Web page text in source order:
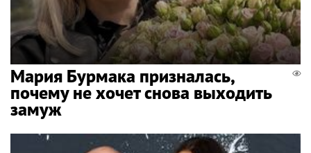
Мария Бурмака призналась,
почему не хочет снова выходить
замуж